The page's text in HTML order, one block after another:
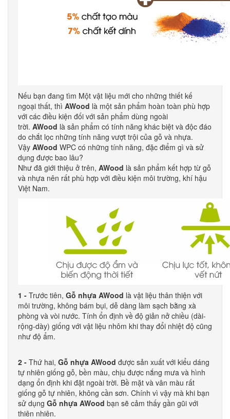
Nếu bạn đang tìm Một vật liệu mới cho những thiết kế
ngoại thất, thì AWood là một sản phẩm hoàn toàn phù hợp
với các điều kiện đối với sản phẩm dùng ngoài
trời. AWood là sản phẩm có tính năng khác biệt và độc đáo
do chắt lọc những tính năng vượt trội của gỗ và nhựa.
Vậy AWood WPC có những tính năng, đặc điểm gì và sử
dụng được bao lâu?
Như đã giới thiệu ở trên, AWood là sản phẩm kết hợp từ gỗ
và nhựa nên rất phù hợp với điều kiện môi trường, khí hậu
Việt Nam.
1 - Trước tiên, Gỗ nhựa AWood là vật liệu thân thiện với
môi trường, không bám bụi, dễ dàng làm sạch bằng xà
phòng và vòi nước. Tính ổn định về độ giản nở chiều (dài-
rộng-dày) giống với vật liệu nhôm khi thay đổi nhiệt độ cũng
như độ ẩm.
2 - Thứ hai, Gỗ nhựa AWood được sản xuất với kiểu dáng
tự nhiên giống gỗ, bền màu, chịu được nắng mưa và hình
dạng ổn định khi đặt ngoài trời. Bề mặt và vân màu rất
giống gỗ tự nhiên, không cần sơn. Chính vì vậy mà khi bạn
sử dụng Gỗ nhựa AWood bạn sẽ cảm thấy gần gũi với
thiên nhiên.